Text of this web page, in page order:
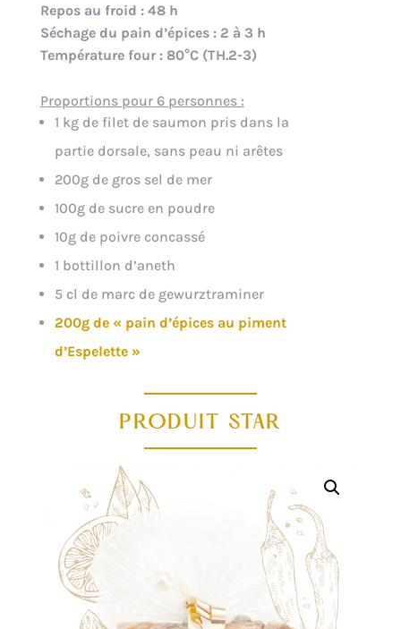
Repos au froid : 48 h
Séchage du pain d’épices : 2 à 3 h
Température four : 80°C (TH.2-3)
Proportions pour 6 personnes :
1 kg de filet de saumon pris dans la
partie dorsale, sans peau ni arêtes
200g de gros sel de mer
100g de sucre en poudre
10g de poivre concassé
1 bottillon d’aneth
5 cl de marc de gewurztraminer
200g de « pain d’épices au piment
d’Espelette »
PRODUIT STAR